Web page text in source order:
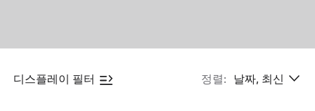
디스플레이 필터 정렬: 날짜, 최신